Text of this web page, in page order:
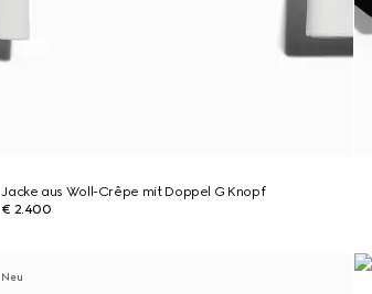
Jacke aus Woll-Crêpe mit Doppel G Knopf
€ 2.400
Neu